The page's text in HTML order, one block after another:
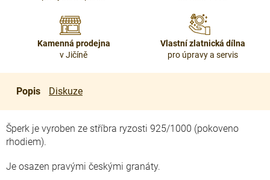
Kamenná prodejna
v Jičíně
Vlastní zlatnická dílna
pro úpravy a servis
Popis Diskuze
Šperk je vyroben ze stříbra ryzosti 925/1000 (pokoveno
rhodiem).
Je osazen pravými českými granáty.